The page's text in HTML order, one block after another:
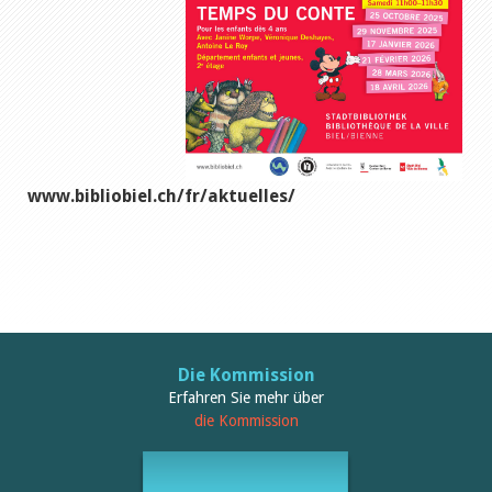
www.bibliobiel.ch/fr/aktuelles/
Die Kommission
Erfahren Sie mehr über
die Kommission